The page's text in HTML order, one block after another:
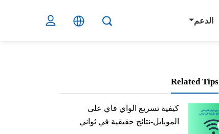
الدعم
Related Tips
كيفية تسريع الواي فاي على
الموبايل-نتائج حقيقية في ثواني